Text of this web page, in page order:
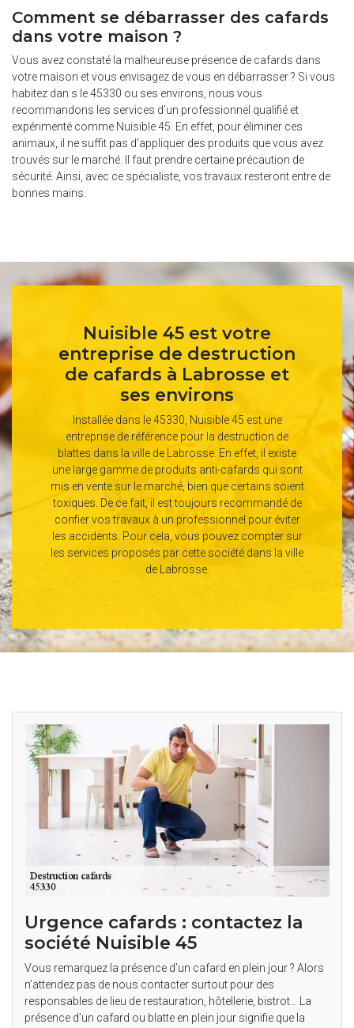
Comment se débarrasser des cafards
dans votre maison ?
Vous avez constaté la malheureuse présence de cafards dans
votre maison et vous envisagez de vous en débarrasser ? Si vous
habitez dan s le 45330 ou ses environs, nous vous
recommandons les services d’un professionnel qualifié et
expérimenté comme Nuisible 45. En effet, pour éliminer ces
animaux, il ne suffit pas d’appliquer des produits que vous avez
trouvés sur le marché. Il faut prendre certaine précaution de
sécurité. Ainsi, avec ce spécialiste, vos travaux resteront entre de
bonnes mains.
Nuisible 45 est votre
entreprise de destruction
de cafards à Labrosse et
ses environs
Installée dans le 45330, Nuisible 45 est une
entreprise de référence pour la destruction de
blattes dans la ville de Labrosse. En effet, il existe
une large gamme de produits anti-cafards qui sont
mis en vente sur le marché, bien que certains soient
toxiques. De ce fait, il est toujours recommandé de
confier vos travaux à un professionnel pour éviter
les accidents. Pour cela, vous pouvez compter sur
les services proposés par cette société dans la ville
de Labrosse.
Urgence cafards : contactez la
société Nuisible 45
Vous remarquez la présence d’un cafard en plein jour ? Alors
n’attendez pas de nous contacter surtout pour des
responsables de lieu de restauration, hôtellerie, bistrot… La
présence d’un cafard ou blatte en plein jour signifie que la